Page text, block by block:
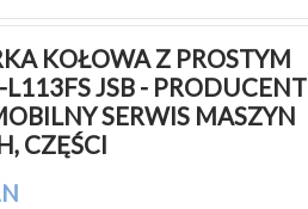
KOŁOWA Z PROSTYM
JSB - PRODUCENT
SERWIS MASZYN
CZĘŚCI